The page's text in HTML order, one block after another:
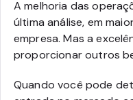
A melhoria das
última análise, em
empresa. Mas a
proporcionar outros
Quando você pode